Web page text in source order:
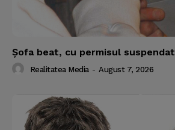
Şofa beat, cu permisul suspendat
Realitatea Media - August 7, 2026